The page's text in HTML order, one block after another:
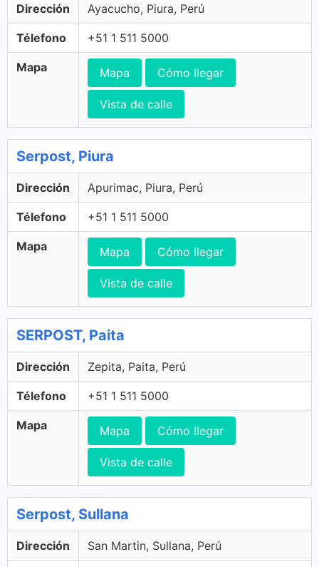
Dirección Ayacucho, Piura, Perú
Télefono +51 1 511 5000
Mapa Mapa Cómo llegar
Vista de calle
Serpost, Piura
Dirección Apurimac, Piura, Perú
Télefono +51 1 511 5000
Mapa Mapa Cómo llegar
Vista de calle
SERPOST, Paita
Dirección Zepita, Paita, Perú
Télefono +51 1 511 5000
Mapa Mapa Cómo llegar
Vista de calle
Serpost, Sullana
Dirección San Martin, Sullana, Perú